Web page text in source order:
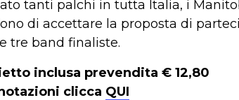
tanti palchi in tutta Italia, i
di accettare la proposta di
tre band finaliste.
inclusa prevendita € 12,80
clicca QUI